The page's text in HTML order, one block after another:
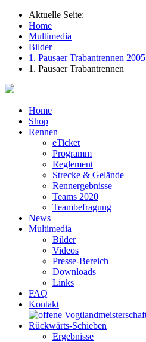
Aktuelle Seite:
Home
Multimedia
Bilder
1. Pausaer Trabantrennen 2005
1. Pausaer Trabantrennen
Home
Shop
Rennen
eTicket
Programm
Reglement
Strecke & Gelände
Rennergebnisse
Teams 2020
Teambefragung
News
Multimedia
Bilder
Videos
Presse-Bereich
Downloads
Links
FAQ
Kontakt
Ergebnisse